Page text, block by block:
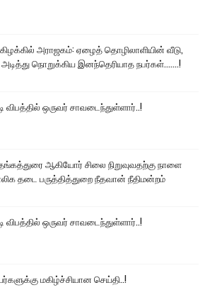
கிழக்கில் அராஜகம்: ஏழைத் தொழிலாளியின் வீடு,
நொறுக்கிய இனந்தெரியாத நபர்கள்.......!
விபத்தில் ஒருவர் சாவடைந்துள்ளார்..!
ஆகியோர் சிலை நிறுவுவதற்கு நாளை
தடை பருத்தித்துறை நீதவான் நீதிமன்றம்
விபத்தில் ஒருவர் சாவடைந்துள்ளார்..!
மகிழ்ச்சியான செய்தி..!